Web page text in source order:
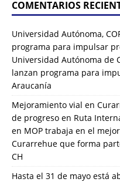
COMENTARIOS
Universidad Autónoma,
programa para impulsar
Universidad Autónoma de
lanzan programa para
Araucanía
Mejoramiento vial en
de progreso en Ruta
en MOP trabaja en el
Curarrehue que forma
CH
Hasta el 31 de mayo está